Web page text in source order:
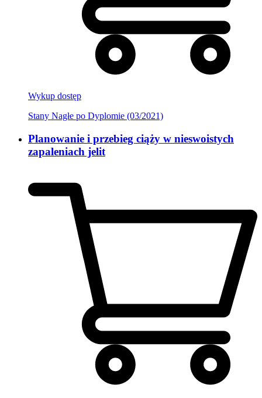
Wykup dostęp
Stany Nagłe po Dyplomie (03/2021)
Planowanie i przebieg ciąży w nieswoistych
zapaleniach jelit